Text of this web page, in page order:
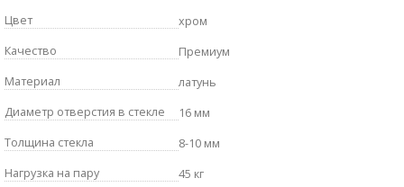
Цвет
хром
Качество
Премиум
Материал
латунь
Диаметр отверстия в стекле
16 мм
Толщина стекла
8-10 мм
Нагрузка на пару
45 кг